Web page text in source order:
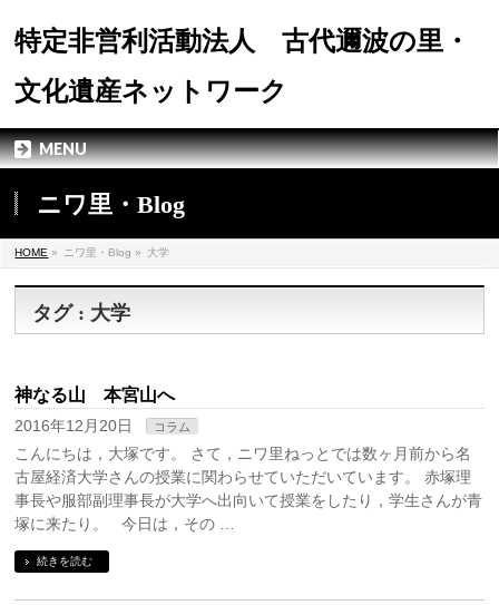
特定非営利活動法人 古代邇波の里・
文化遺産ネットワーク
MENU
ニワ里・Blog
HOME » ニワ里・Blog » 大学
タグ : 大学
神なる山 本宮山へ
2016年12月20日 コラム
こんにちは，大塚です。 さて，ニワ里ねっとでは数ヶ月前から名
古屋経済大学さんの授業に関わらせていただいています。 赤塚理
事長や服部副理事長が大学へ出向いて授業をしたり，学生さんが青
塚に来たり。 今日は，その …
続きを読む